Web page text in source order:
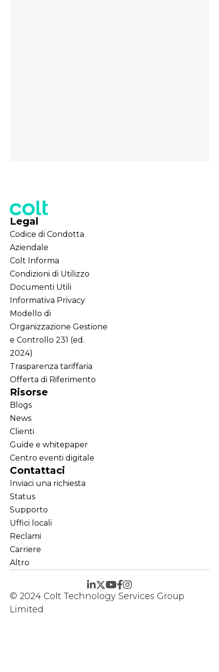
Legal
Codice di Condotta
Aziendale
Colt Informa
Condizioni di Utilizzo
Documenti Utili
Informativa Privacy
Modello di
Organizzazione Gestione
e Controllo 231 (ed.
2024)
Trasparenza tariffaria
Offerta di Riferimento
Risorse
Blogs
News
Clienti
Guide e whitepaper
Centro eventi digitale
Contattaci
Inviaci una richiesta
Status
Supporto
Uffici locali
Reclami
Carriere
Altro
© 2024 Colt Technology Services Group
Limited